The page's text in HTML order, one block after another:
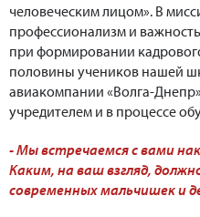
человеческим лицом». В
профессионализм и
при формировании
половины учеников нашей
авиакомпании «Волга-
учредителем и в процессе
- Мы встречаемся с вами
Каким, на ваш взгляд,
современных мальчишек и